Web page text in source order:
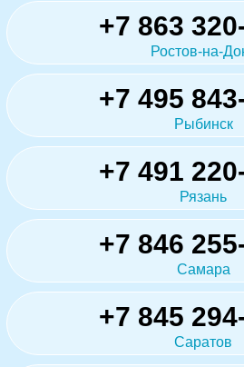
+7 863
Ростов-на-
+7 495
Рыбинск
+7 491
Рязань
+7 846
Самара
+7 845
Саратов